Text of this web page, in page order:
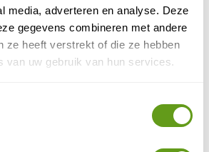
media, adverteren en analyse. Deze
gegevens combineren met andere
ze heeft verstrekt of die ze hebben
van uw gebruik van hun services.
even bijkomen na een steile klim,
beloond met een weids uitzicht op
Niet zo’n wandelaar? De tocht